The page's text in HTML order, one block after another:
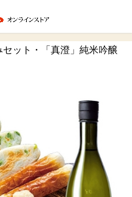
ット・「真澄」純米吟醸